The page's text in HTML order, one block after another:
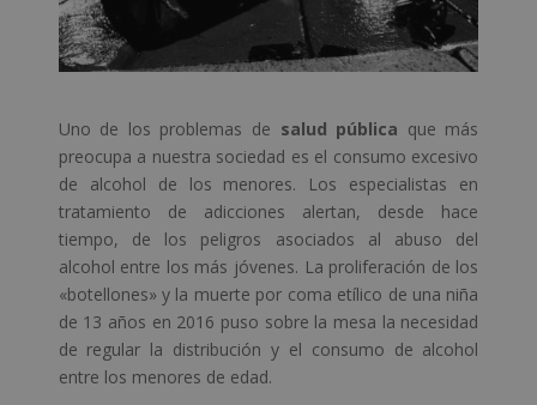
Uno de los problemas de salud pública que más
preocupa a nuestra sociedad es el consumo excesivo
de alcohol de los menores. Los especialistas en
tratamiento de adicciones alertan, desde hace
tiempo, de los peligros asociados al abuso del
alcohol entre los más jóvenes. La proliferación de los
«botellones» y la muerte por coma etílico de una niña
de 13 años en 2016 puso sobre la mesa la necesidad
de regular la distribución y el consumo de alcohol
entre los menores de edad.